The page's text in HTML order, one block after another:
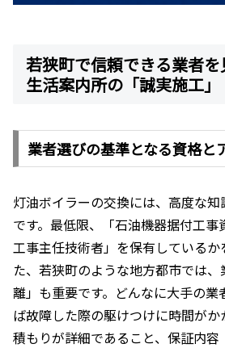
若狭町で信頼できる業者
生活案内所の「誠実施工」
業者選びの基準となる資格と
灯油ボイラーの交換には、高度な
です。最低限、「石油機器据付工
工事主任技術者」を保有しているか
た、若狭町のような地方都市では
離」も重要です。どんなに大手の
ば故障した際の駆けつけに時間が
積もりが詳細であること、保証内